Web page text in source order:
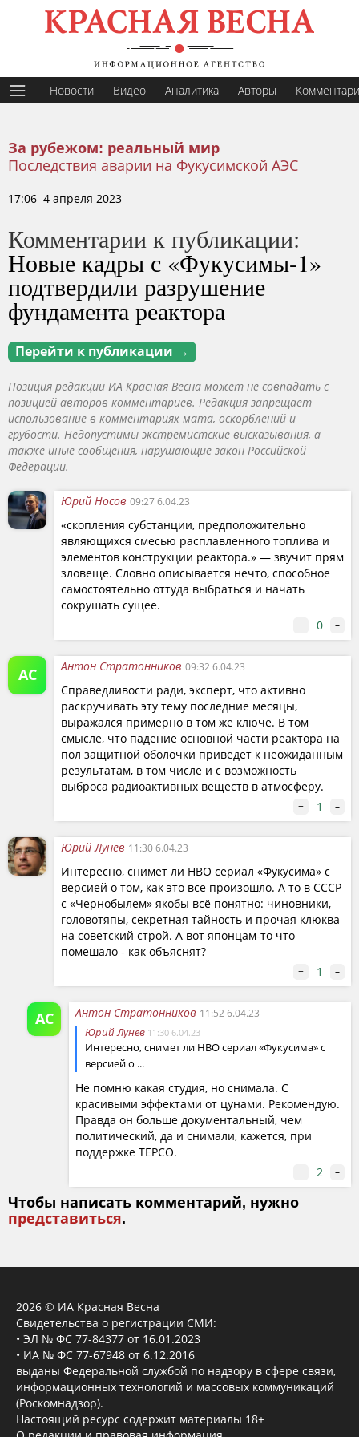
Новости Видео Аналитика Авторы
За рубежом: реальный мир
Последствия аварии на Фукусимской АЭС
17:06 4 апреля 2023
Комментарии к публикации:
Новые кадры с «Фукусимы-1»
подтвердили разрушение
фундамента реактора
Перейти к публикации →
Позиция редакции ИА Красная Весна может не совпадать с
позицией авторов комментариев. Редакция запрещает
использование в комментариях мата, оскорблений и
грубости. Недопустимы экстремистские высказывания, а
также иные сообщения, нарушающие закон Российской
Федерации.
Юрий Носов 09:27 6.04.23
«скопления субстанции, предположительно
являющихся смесью расплавленного топлива и
элементов конструкции реактора.» — звучит прям
зловеще. Словно описывается нечто, способное
самостоятельно оттуда выбраться и начать
сокрушать сущее.
+ 0 –
АС
Антон Стратонников 09:32 6.04.23
Справедливости ради, эксперт, что активно
раскручивать эту тему последние месяцы,
выражался примерно в том же ключе. В том
смысле, что падение основной части реактора на
пол защитной оболочки приведёт к неожиданным
результатам, в том числе и с возможность
выброса радиоактивных веществ в атмосферу.
+ 1 –
Юрий Лунев 11:30 6.04.23
Интересно, снимет ли HBO сериал «Фукусима» с
версией о том, как это всё произошло. А то в СССР
с «Чернобылем» якобы всё понятно: чиновники,
головотяпы, секретная тайность и прочая клюква
на советский строй. А вот японцам-то что
помешало - как объяснят?
+ 1 –
АС Антон Стратонников 11:52 6.04.23
Юрий Лунев 11:30 6.04.23
Интересно, снимет ли HBO сериал «Фукусима» с
версией о ...
Не помню какая студия, но снимала. С
красивыми эффектами от цунами. Рекомендую.
Правда он больше документальный, чем
политический, да и снимали, кажется, при
поддержке TEPCO.
+ 2 –
Чтобы написать комментарий, нужно
представиться.
2026 © ИА Красная Весна
Свидетельства о регистрации СМИ:
• ЭЛ № ФС 77-84377 от 16.01.2023
• ИА № ФС 77-67948 от 6.12.2016
выданы Федеральной службой по надзору в сфере связи,
информационных технологий и массовых коммуникаций
(Роскомнадзор).
Настоящий ресурс содержит материалы 18+